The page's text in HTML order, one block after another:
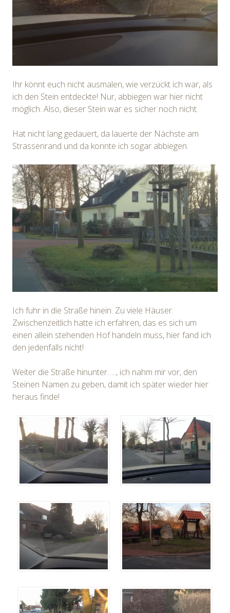
Ihr könnt euch nicht ausmalen, wie verzückt ich war, als
ich den Stein entdeckte! Nur, abbiegen war hier nicht
möglich. Also, dieser Stein war es sicher noch nicht.
Hat nicht lang gedauert, da lauerte der Nächste am
Strassenrand und da konnte ich sogar abbiegen.
Ich fuhr in die Straße hinein. Zu viele Häuser.
Zwischenzeitlich hatte ich erfahren, das es sich um
einen allein stehenden Hof handeln muss, hier fand ich
den jedenfalls nicht!
Weiter die Straße hinunter….., ich nahm mir vor, den
Steinen Namen zu geben, damit ich später wieder hier
heraus finde!